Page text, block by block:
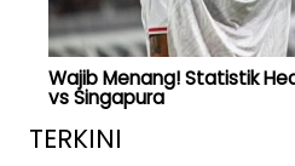
Wajib Menang! Statistik
vs Singapura
TERKINI